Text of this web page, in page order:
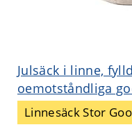
Julsäck i linne,
oemotståndliga
Linnesäck Stor